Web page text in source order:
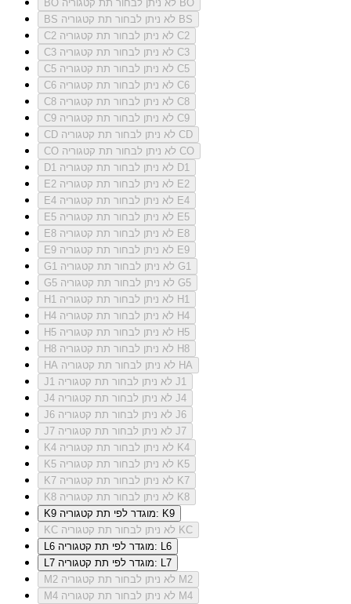
BO
לא ניתן לבחור תת קטגוריה BO
BS
לא ניתן לבחור תת קטגוריה BS
C2
לא ניתן לבחור תת קטגוריה C2
C3
לא ניתן לבחור תת קטגוריה C3
C5
לא ניתן לבחור תת קטגוריה C5
C6
לא ניתן לבחור תת קטגוריה C6
C8
לא ניתן לבחור תת קטגוריה C8
C9
לא ניתן לבחור תת קטגוריה C9
CD
לא ניתן לבחור תת קטגוריה CD
CO
לא ניתן לבחור תת קטגוריה CO
D1
לא ניתן לבחור תת קטגוריה D1
E2
לא ניתן לבחור תת קטגוריה E2
E4
לא ניתן לבחור תת קטגוריה E4
E5
לא ניתן לבחור תת קטגוריה E5
E8
לא ניתן לבחור תת קטגוריה E8
E9
לא ניתן לבחור תת קטגוריה E9
G1
לא ניתן לבחור תת קטגוריה G1
G5
לא ניתן לבחור תת קטגוריה G5
H1
לא ניתן לבחור תת קטגוריה H1
H4
לא ניתן לבחור תת קטגוריה H4
H5
לא ניתן לבחור תת קטגוריה H5
H8
לא ניתן לבחור תת קטגוריה H8
HA
לא ניתן לבחור תת קטגוריה HA
J1
לא ניתן לבחור תת קטגוריה J1
J4
לא ניתן לבחור תת קטגוריה J4
J6
לא ניתן לבחור תת קטגוריה J6
J7
לא ניתן לבחור תת קטגוריה J7
K4
לא ניתן לבחור תת קטגוריה K4
K5
לא ניתן לבחור תת קטגוריה K5
K7
לא ניתן לבחור תת קטגוריה K7
K8
לא ניתן לבחור תת קטגוריה K8
K9
מוגדר לפי תת קטגוריה: K9
KC
לא ניתן לבחור תת קטגוריה KC
L6
מוגדר לפי תת קטגוריה: L6
L7
מוגדר לפי תת קטגוריה: L7
M2
לא ניתן לבחור תת קטגוריה M2
M4
לא ניתן לבחור תת קטגוריה M4